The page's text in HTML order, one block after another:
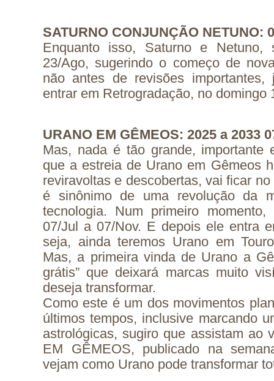
SATURNO CONJUNÇÃO NETUNO:
Enquanto isso, Saturno e Netuno,
23/Ago, sugerindo o começo de
não antes de revisões
entrar em Retrogradação, no domingo
URANO EM GÊMEOS: 2025 a 2033
Mas, nada é tão grande, importante
que a estreia de Urano em Gêmeos
reviravoltas e descobertas, vai ficar
é sinônimo de uma revolução da
tecnologia. Num primeiro
07/Jul a 07/Nov. E depois ele entra
seja, ainda teremos Urano em
Mas, a primeira vinda de Urano a
grátis” que deixará marcas muito
deseja transformar.
Como este é um dos movimentos
últimos tempos, inclusive marcando
astrológicas, sugiro que assistam ao
EM GÊMEOS, publicado na
vejam como Urano pode transformar